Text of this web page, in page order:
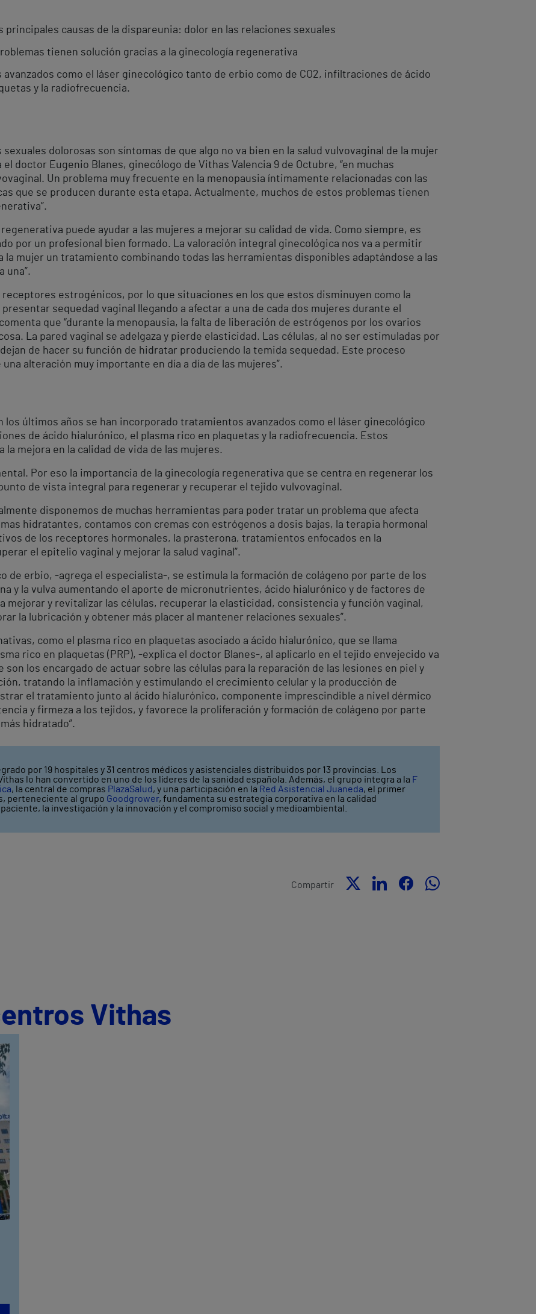
principales causas de la dispareunia: dolor en las relaciones sexuales
tienen solución gracias a la ginecología regenerativa
como el láser ginecológico tanto de erbio como de CO2, infiltraciones de ácido
y la radiofrecuencia.
dolorosas son síntomas de que algo no va bien en la salud vulvovaginal de la mujer
doctor Eugenio Blanes, ginecólogo de Vithas Valencia 9 de Octubre, “en muchas
Un problema muy frecuente en la menopausia íntimamente relacionadas con las
que se producen durante esta etapa. Actualmente, muchos de estos problemas tienen
puede ayudar a las mujeres a mejorar su calidad de vida. Como siempre, es
por un profesional bien formado. La valoración integral ginecológica nos va a permitir
la mujer un tratamiento combinando todas las herramientas disponibles adaptándose a las
una”.
receptores estrogénicos, por lo que situaciones en los que estos disminuyen como la
sequedad vaginal llegando a afectar a una de cada dos mujeres durante el
que “durante la menopausia, la falta de liberación de estrógenos por los ovarios
La pared vaginal se adelgaza y pierde elasticidad. Las células, al no ser estimuladas por
de hacer su función de hidratar produciendo la temida sequedad. Este proceso
alteración muy importante en día a día de las mujeres”.
últimos años se han incorporado tratamientos avanzados como el láser ginecológico
de ácido hialurónico, el plasma rico en plaquetas y la radiofrecuencia. Estos
mejora en la calidad de vida de las mujeres.
Por eso la importancia de la ginecología regenerativa que se centra en regenerar los
de vista integral para regenerar y recuperar el tejido vulvovaginal.
disponemos de muchas herramientas para poder tratar un problema que afecta
hidratantes, contamos con cremas con estrógenos a dosis bajas, la terapia hormonal
de los receptores hormonales, la prasterona, tratamientos enfocados en la
el epitelio vaginal y mejorar la salud vaginal”.
de erbio, -agrega el especialista-, se estimula la formación de colágeno por parte de los
y la vulva aumentando el aporte de micronutrientes, ácido hialurónico y de factores de
mejorar y revitalizar las células, recuperar la elasticidad, consistencia y función vaginal,
la lubricación y obtener más placer al mantener relaciones sexuales”.
como el plasma rico en plaquetas asociado a ácido hialurónico, que se llama
rico en plaquetas (PRP), -explica el doctor Blanes-, al aplicarlo en el tejido envejecido va
los encargado de actuar sobre las células para la reparación de las lesiones en piel y
tratando la inflamación y estimulando el crecimiento celular y la producción de
el tratamiento junto al ácido hialurónico, componente imprescindible a nivel dérmico
y firmeza a los tejidos, y favorece la proliferación y formación de colágeno por parte
hidratado”.
por 19 hospitales y 31 centros médicos y asistenciales distribuidos por 13 provincias. Los
lo han convertido en uno de los líderes de la sanidad española. Además, el grupo integra a la F
, la central de compras PlazaSalud, y una participación en la Red Asistencial Juaneda, el primer
perteneciente al grupo Goodgrower, fundamenta su estrategia corporativa en la calidad
la investigación y la innovación y el compromiso social y medioambiental.
Compartir
Vithas